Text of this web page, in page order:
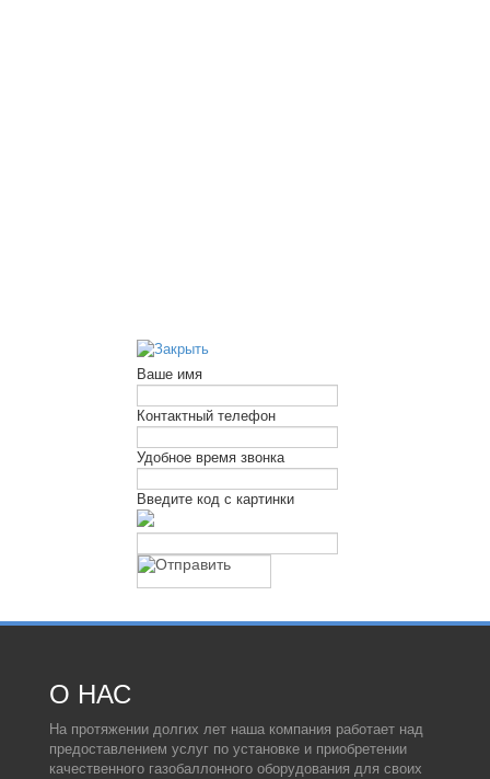
Ваше имя
Контактный телефон
Удобное время звонка
Введите код с картинки
О НАС
На протяжении долгих лет наша компания работает над
предоставлением услуг по установке и приобретении
качественного газобаллонного оборудования для своих